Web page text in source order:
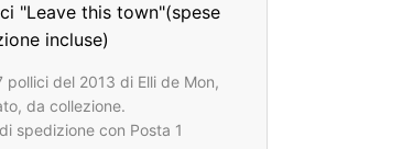
"Leave this town"(spese
incluse)
pollici del 2013 di Elli de Mon,
da collezione.
spedizione con Posta 1